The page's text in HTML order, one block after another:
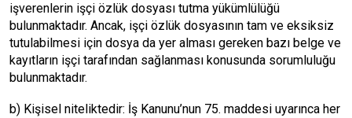
işverenlerin işçi özlük dosyası tutma yükümlülüğü
bulunmaktadır. Ancak, işçi özlük dosyasının tam ve eksiksiz
tutulabilmesi için dosya da yer alması gereken bazı belge ve
kayıtların işçi tarafından sağlanması konusunda sorumluluğu
bulunmaktadır.
b) Kişisel niteliktedir: İş Kanunu’nun 75. maddesi uyarınca her